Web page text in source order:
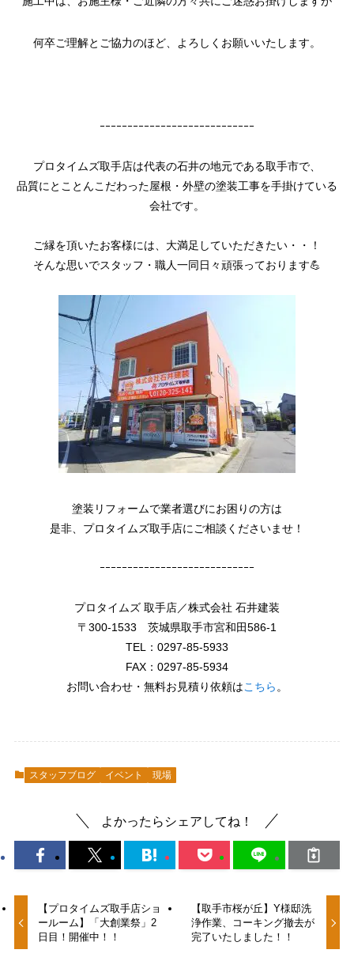
何卒ご理解とご協力のほど、よろしくお願いいたします。
ｰｰｰｰｰｰｰｰｰｰｰｰｰｰｰｰｰｰｰｰｰｰｰｰｰｰｰｰ
プロタイムズ取手店は代表の石井の地元である取手市で、
品質にとことんこだわった屋根・外壁の塗装工事を手掛けている
会社です。
ご縁を頂いたお客様には、大満足していただきたい・・！
そんな思いでスタッフ・職人一同日々頑張っております💪
塗装リフォームで業者選びにお困りの方は
是非、プロタイムズ取手店にご相談くださいませ！
ｰｰｰｰｰｰｰｰｰｰｰｰｰｰｰｰｰｰｰｰｰｰｰｰｰｰｰｰ
プロタイムズ 取手店／株式会社 石井建装
〒300-1533 茨城県取手市宮和田586-1
TEL：0297-85-5933
FAX：0297-85-5934
お問い合わせ・無料お見積り依頼はこちら 。
スタッフブログ イベント 現場
よかったらシェアしてね！
【プロタイムズ取手店ショ
ールーム】「大創業祭」2
日目！開催中！！
【取手市桜が丘】Y様邸洗
浄作業、コーキング撤去が
完了いたしました！！